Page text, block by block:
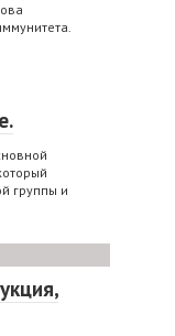
группы и